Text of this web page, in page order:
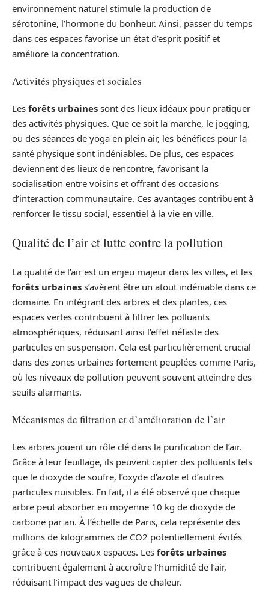
environnement naturel stimule la production de
sérotonine, l’hormone du bonheur. Ainsi, passer du temps
dans ces espaces favorise un état d’esprit positif et
améliore la concentration.
Activités physiques et sociales
Les forêts urbaines sont des lieux idéaux pour pratiquer
des activités physiques. Que ce soit la marche, le jogging,
ou des séances de yoga en plein air, les bénéfices pour la
santé physique sont indéniables. De plus, ces espaces
deviennent des lieux de rencontre, favorisant la
socialisation entre voisins et offrant des occasions
d’interaction communautaire. Ces avantages contribuent à
renforcer le tissu social, essentiel à la vie en ville.
Qualité de l’air et lutte contre la pollution
La qualité de l’air est un enjeu majeur dans les villes, et les
forêts urbaines s’avèrent être un atout indéniable dans ce
domaine. En intégrant des arbres et des plantes, ces
espaces vertes contribuent à filtrer les polluants
atmosphériques, réduisant ainsi l’effet néfaste des
particules en suspension. Cela est particulièrement crucial
dans des zones urbaines fortement peuplées comme Paris,
où les niveaux de pollution peuvent souvent atteindre des
seuils alarmants.
Mécanismes de filtration et d’amélioration de l’air
Les arbres jouent un rôle clé dans la purification de l’air.
Grâce à leur feuillage, ils peuvent capter des polluants tels
que le dioxyde de soufre, l’oxyde d’azote et d’autres
particules nuisibles. En fait, il a été observé que chaque
arbre peut absorber en moyenne 10 kg de dioxyde de
carbone par an. À l’échelle de Paris, cela représente des
millions de kilogrammes de CO2 potentiellement évités
grâce à ces nouveaux espaces. Les forêts urbaines
contribuent également à accroître l’humidité de l’air,
réduisant l’impact des vagues de chaleur.